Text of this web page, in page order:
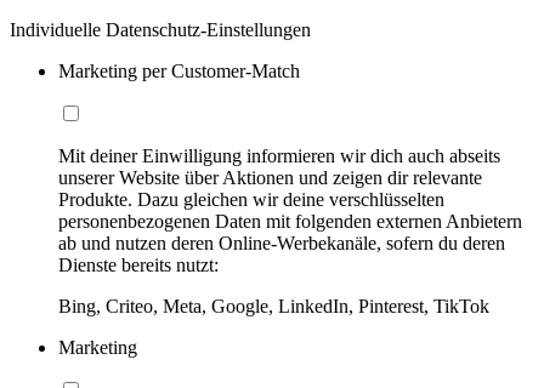
Individuelle Datenschutz-Einstellungen
Marketing per Customer-Match
Mit deiner Einwilligung informieren wir dich auch abseits
unserer Website über Aktionen und zeigen dir relevante
Produkte. Dazu gleichen wir deine verschlüsselten
personenbezogenen Daten mit folgenden externen Anbietern
ab und nutzen deren Online-Werbekanäle, sofern du deren
Dienste bereits nutzt:
Bing, Criteo, Meta, Google, LinkedIn, Pinterest, TikTok
Marketing